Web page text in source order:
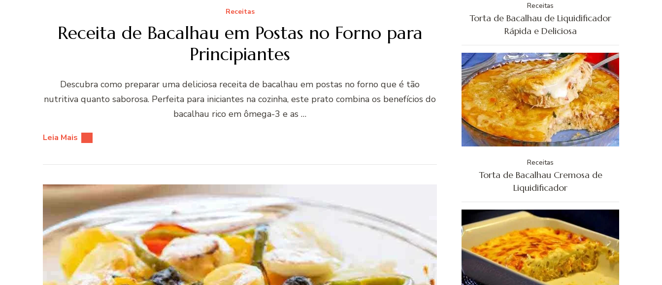
Receitas
Receita de Bacalhau em Postas no Forno para
Principiantes
Descubra como preparar uma deliciosa receita de bacalhau em postas no forno que é tão
nutritiva quanto saborosa. Perfeita para iniciantes na cozinha, este prato combina os benefícios do
bacalhau rico em ômega-3 e as …
Leia Mais
Receitas
Torta de Bacalhau de Liquidificador
Rápida e Deliciosa
Receitas
Torta de Bacalhau Cremosa de
Liquidificador